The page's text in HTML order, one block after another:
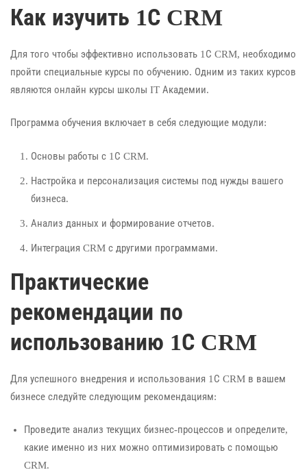
Как изучить 1С CRM
Для того чтобы эффективно использовать 1С CRM, необходимо
пройти специальные курсы по обучению. Одним из таких курсов
являются онлайн курсы школы IT Академии.
Программа обучения включает в себя следующие модули:
Основы работы с 1С CRM.
Настройка и персонализация системы под нужды вашего
бизнеса.
Анализ данных и формирование отчетов.
Интеграция CRM с другими программами.
Практические
рекомендации по
использованию 1С CRM
Для успешного внедрения и использования 1С CRM в вашем
бизнесе следуйте следующим рекомендациям:
Проведите анализ текущих бизнес-процессов и определите,
какие именно из них можно оптимизировать с помощью
CRM.